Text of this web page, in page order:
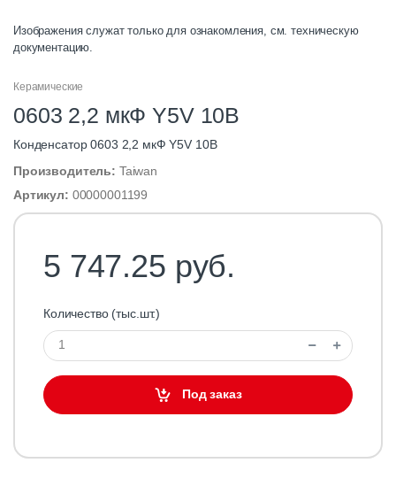
Изображения служат только для ознакомления, см. техническую
документацию.
Керамические
0603 2,2 мкФ Y5V 10B
Конденсатор 0603 2,2 мкФ Y5V 10B
Производитель: Taiwan
Артикул: 00000001199
5 747.25 руб.
Количество (тыс.шт.)
Под заказ